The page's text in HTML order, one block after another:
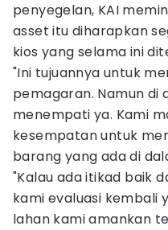
penyegelan, KAI
asset itu diharapkan
kios yang selama ini
"Ini tujuannya untuk
pemagaran. Namun di
menempati ya. Kami
kesempatan untuk
barang yang ada di
"Kalau ada itikad baik
kami evaluasi kembali
lahan kami amankan